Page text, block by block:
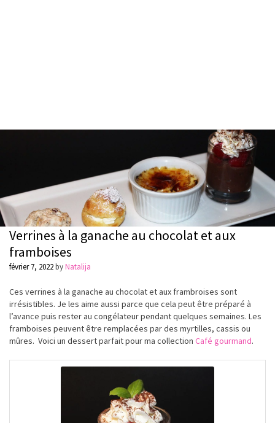
Verrines à la ganache au chocolat et aux
framboises
février 7, 2022byNatalija
Ces verrines à la ganache au chocolat et aux frambroises sont
irrésistibles. Je les aime aussi parce que cela peut être préparé à
l’avance puis rester au congélateur pendant quelques semaines. Les
framboises peuvent être remplacées par des myrtilles, cassis ou
mûres. Voici un dessert parfait pour ma collection Café gourmand.